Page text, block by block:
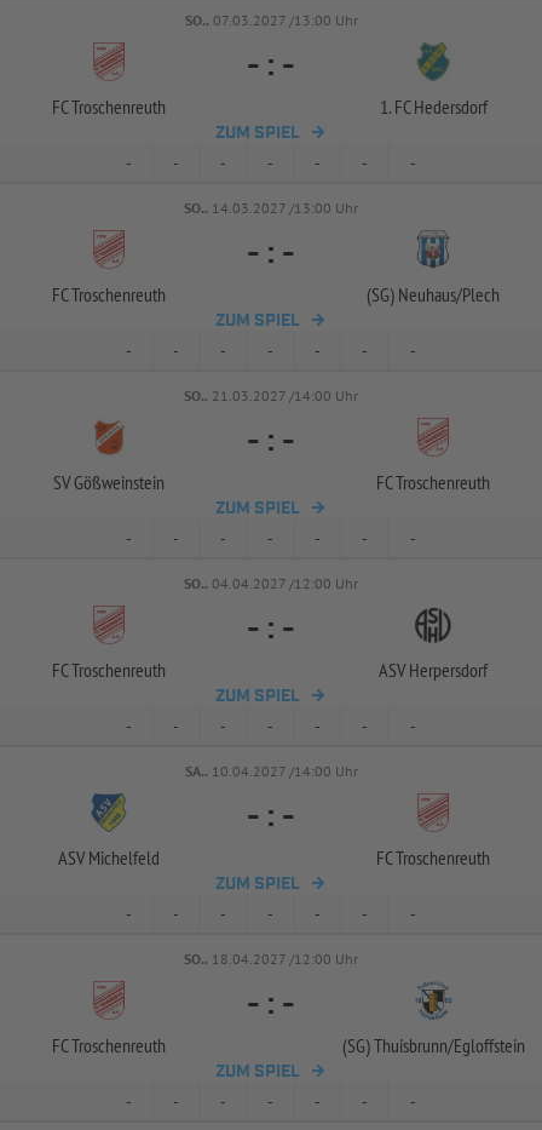
SO.. 07.03.2027 /13:00 Uhr
FC Troschenreuth
- : -
1. FC Hedersdorf
ZUM SPIEL
- - - - - - -
SO.. 14.03.2027 /13:00 Uhr
FC Troschenreuth
- : -
(SG) Neuhaus/Plech
ZUM SPIEL
- - - - - - -
SO.. 21.03.2027 /14:00 Uhr
SV Gößweinstein
- : -
FC Troschenreuth
ZUM SPIEL
- - - - - - -
SO.. 04.04.2027 /12:00 Uhr
FC Troschenreuth
- : -
ASV Herpersdorf
ZUM SPIEL
- - - - - - -
SA.. 10.04.2027 /14:00 Uhr
ASV Michelfeld
- : -
FC Troschenreuth
ZUM SPIEL
- - - - - - -
SO.. 18.04.2027 /12:00 Uhr
FC Troschenreuth
- : -
(SG) Thuisbrunn/Egloffstein
ZUM SPIEL
- - - - - - -